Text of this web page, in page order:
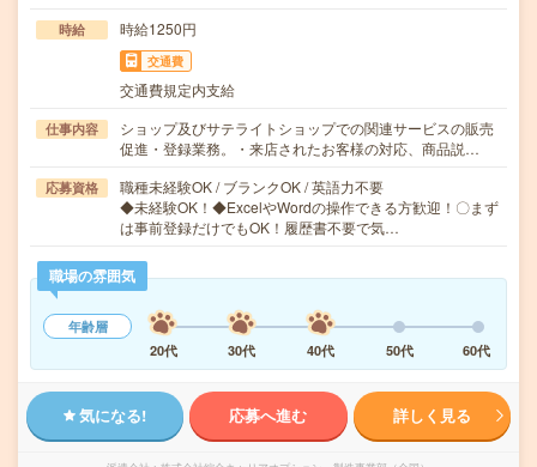
時給 時給1250円
交通費
交通費規定内支給
仕事内容
ショップ及びサテライトショップでの関連サービスの販売
促進・登録業務。・来店されたお客様の対応、商品説…
応募資格
職種未経験OK / ブランクOK / 英語力不要
◆未経験OK！◆ExcelやWordの操作できる方歓迎！〇まず
は事前登録だけでもOK！履歴書不要で気…
職場の雰囲気
年齢層
20代
30代 40代 50代 60代
気になる! 応募へ進む 詳しく見る